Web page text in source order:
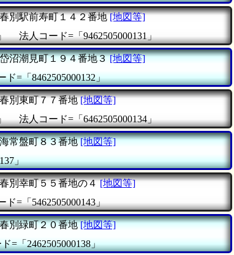
別駅前寿町１４２番地 [地図等]
』 法人コード=「9462505000131」
沼潮見町１９４番地３ [地図等]
ド=「8462505000132」
別東町７７番地 [地図等]
』 法人コード=「6462505000134」
常盤町８３番地 [地図等]
」
別幸町５５番地の４ [地図等]
ド=「5462505000143」
別緑町２０番地 [地図等]
=「2462505000138」